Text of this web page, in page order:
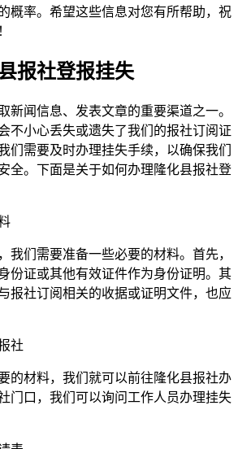
概率。希望这些信息对您有所帮助，祝
报社登报挂失
新闻信息、发表文章的重要渠道之一。
不小心丢失或遗失了我们的报社订阅证
们需要及时办理挂失手续，以确保我们
全。下面是关于如何办理隆化县报社登
我们需要准备一些必要的材料。首先，
份证或其他有效证件作为身份证明。其
报社订阅相关的收据或证明文件，也应
社
的材料，我们就可以前往隆化县报社办
门口，我们可以询问工作人员办理挂失